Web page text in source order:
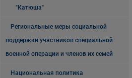
"Катюша"
Региональные меры социальной
поддержки участников специальной
военной операции и членов их семей
Национальная политика